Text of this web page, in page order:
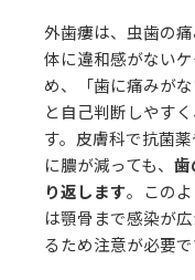
外歯瘻は、虫歯の
体に違和感がない
め、「歯に痛みが
と自己判断しやす
す。皮膚科で抗菌
に膿が減っても、 歯
り返します。この
は顎骨まで感染が
るため注意が必要で